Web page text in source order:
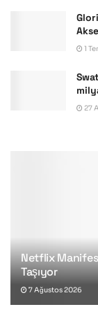
1
27
Netflix
Taşıyor
7 Ağustos 2026